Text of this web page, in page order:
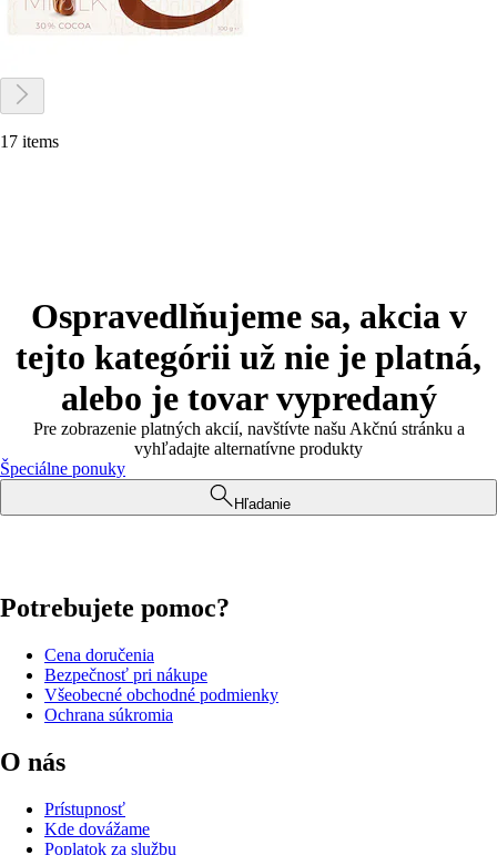
17 items
Ospravedlňujeme sa, akcia v
tejto kategórii už nie je platná,
alebo je tovar vypredaný
Pre zobrazenie platných akcií, navštívte našu Akčnú stránku a
vyhľadajte alternatívne produkty
Špeciálne ponuky
Hľadanie
Potrebujete pomoc?
Cena doručenia
Bezpečnosť pri nákupe
Všeobecné obchodné podmienky
Ochrana súkromia
O nás
Prístupnosť
Kde dovážame
Poplatok za službu